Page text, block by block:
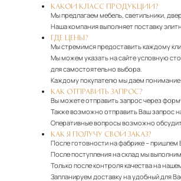
КАКОЙ КЛАСС ПРОДУКЦИИ?
Мы предлагаем мебель, светильники,
Наша компания выполняет поставку
ГДЕ ЦЕНЫ?
Мы стремимся предоставить каждому
Мы можем указать на сайте условную
для самостоятельно выбора.
Каждому покупателю мы даем
КАК ОТПРАВИТЬ ЗАПРОС?
Вы можете отправить запрос через
Также возможно отправить Ваш запрос
Оперативные вопросы возможно
КАК Я ПОЛУЧУ СВОЙ ЗАКАЗ?
После готовности на фабрике –
После поступления на склад мы
Только после контроля качества на
Запланируем доставку на удобный для